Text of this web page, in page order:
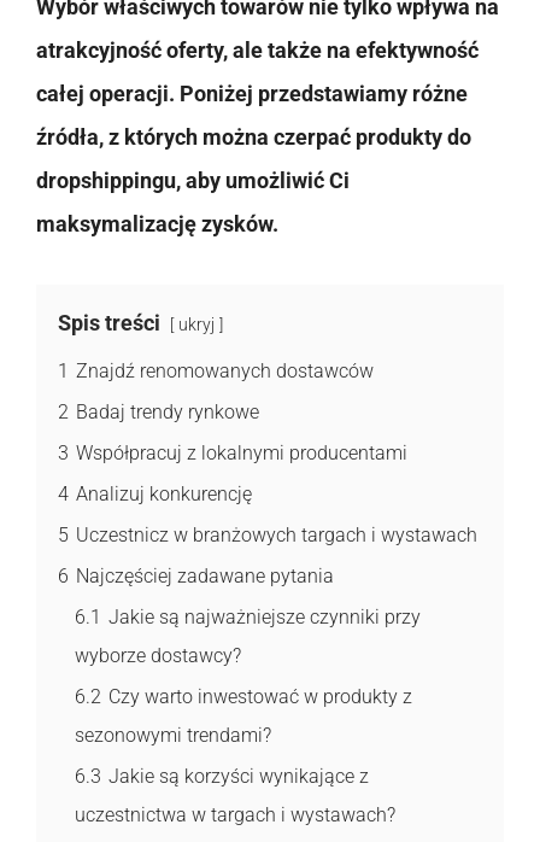
Wybór właściwych towarów nie tylko wpływa na
atrakcyjność oferty, ale także na efektywność
całej operacji. Poniżej przedstawiamy różne
źródła, z których można czerpać produkty do
dropshippingu, aby umożliwić Ci
maksymalizację zysków.
Spis treści ukryj
1 Znajdź renomowanych dostawców
2 Badaj trendy rynkowe
3 Współpracuj z lokalnymi producentami
4 Analizuj konkurencję
5 Uczestnicz w branżowych targach i wystawach
6 Najczęściej zadawane pytania
6.1 Jakie są najważniejsze czynniki przy
wyborze dostawcy?
6.2 Czy warto inwestować w produkty z
sezonowymi trendami?
6.3 Jakie są korzyści wynikające z
uczestnictwa w targach i wystawach?